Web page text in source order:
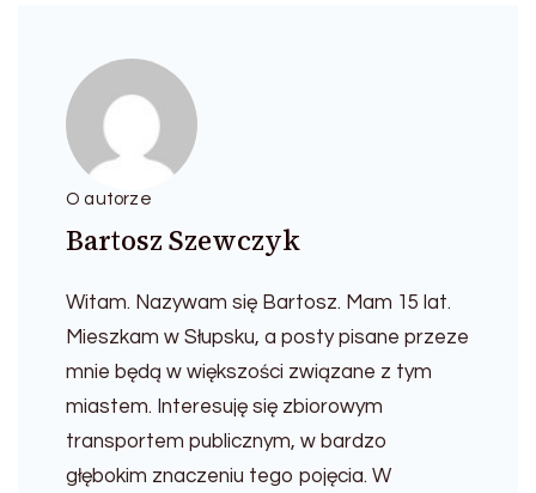
O autorze
Bartosz Szewczyk
Witam. Nazywam się Bartosz. Mam 15 lat.
Mieszkam w Słupsku, a posty pisane przeze
mnie będą w większości związane z tym
miastem. Interesuję się zbiorowym
transportem publicznym, w bardzo
głębokim znaczeniu tego pojęcia. W